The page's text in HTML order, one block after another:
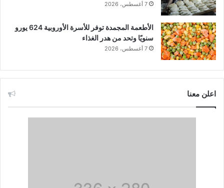
7 أغسطس، 2026
الأطعمة المجمدة توفر للأسرة الأوروبية 624 يورو
سنويًا وتحد من هدر الغذاء
7 أغسطس، 2026
اعلن معنا